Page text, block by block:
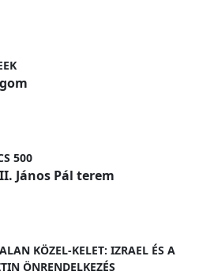
500
János Pál terem
KÖZEL-KELET: IZRAEL ÉS A
ÖNRENDELKEZÉS